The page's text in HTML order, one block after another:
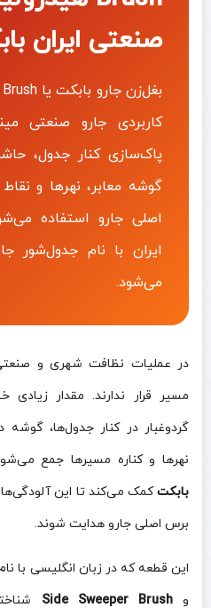
صنعتی ایران
کاربردی جارو صنعتی
پاک‌سازی کنار جدول،
گوشه معابر، نهرها و
اصلی جارو استفاده
ایران با نام جدول‌شور
می‌شود.
در عملیات نظافت شهری و
مسیر قرار ندارند. مقدار
گردوغبار در کنار جدول‌ها، گوشه
نهرها و کناره مسیرها جمع
بابکتکمک می‌کند تا این
برس اصلی جارو هدایت شوند.
این قطعه که در زبان انگلیسی با
وSide Sweeper Brush